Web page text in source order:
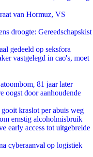
van Hormuz, VS
droogte: Gereedschapskist
gedeeld op seksfora
vastgelegd in cao's, moet
81 jaar later
oogst door aanhoudende
kraslot per abuis weg
ernstig alcoholmisbruik
early access tot uitgebreide
cyberaanval op logistiek